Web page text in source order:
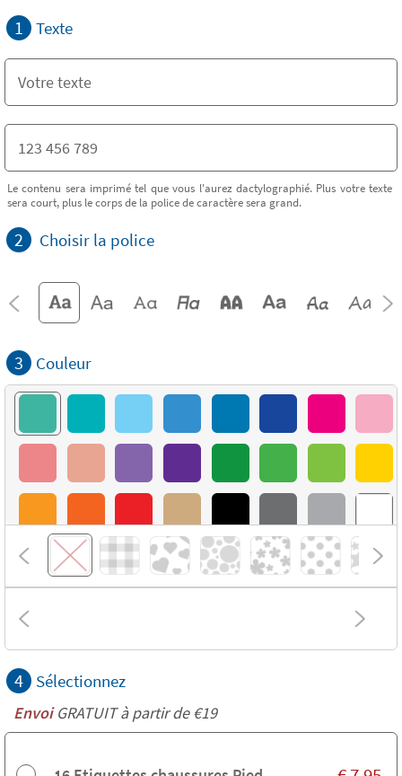
1 Texte
Le contenu sera imprimé tel que vous l'aurez dactylographié. Plus votre texte
sera court, plus le corps de la police de caractère sera grand.
2 Choisir la police
3 Couleur
4 Sélectionnez
EnvoiGRATUIT à partir de €19